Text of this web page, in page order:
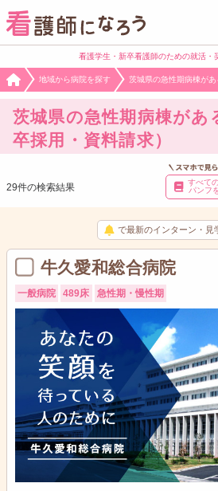
看護学生・新卒看護師のための就活・
地域から病院を探す 茨城県の急性期病棟があ
茨城県の急性期病棟があ
卒採用・資料請求）
すべて
パンフ
29件の検索結果
で最新のインターン・見
牛久愛和総合病院
一般病院 489床 急性期・慢性期